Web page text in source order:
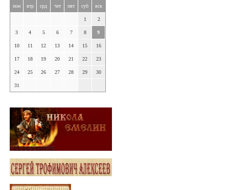
пон втр срд чет пят суб вск
1 2
3 4 5 6 7 8 9
10 11 12 13 14 15 16
17 18 19 20 21 22 23
24 25 26 27 28 29 30
31